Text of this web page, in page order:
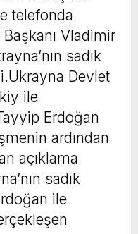
telefonda
Vladimir
sadık
Devlet
ile
Erdoğan
ardından
açıklama
sadık
ile